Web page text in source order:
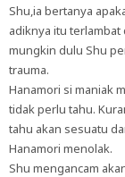
Shu,ia bertanya
adiknya itu
mungkin dulu Shu
trauma.
Hanamori si maniak
tidak perlu tahu.
tahu akan sesuatu
Hanamori menolak.
Shu mengancam